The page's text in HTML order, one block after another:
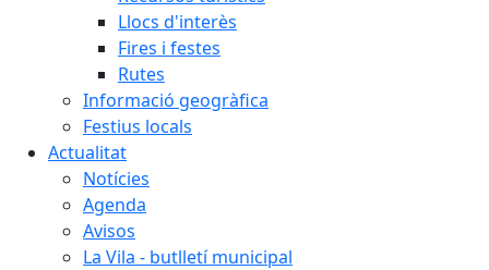
Llocs d'interès
Fires i festes
Rutes
Informació geogràfica
Festius locals
Actualitat
Notícies
Agenda
Avisos
La Vila - butlletí municipal